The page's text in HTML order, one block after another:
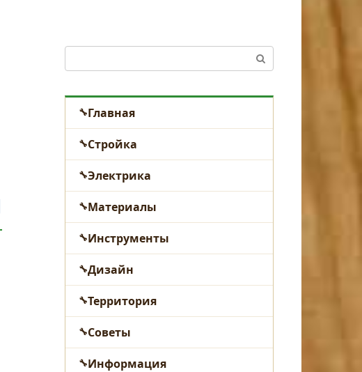
Главная
Стройка
Электрика
Материалы
Инструменты
Дизайн
Территория
Советы
Информация